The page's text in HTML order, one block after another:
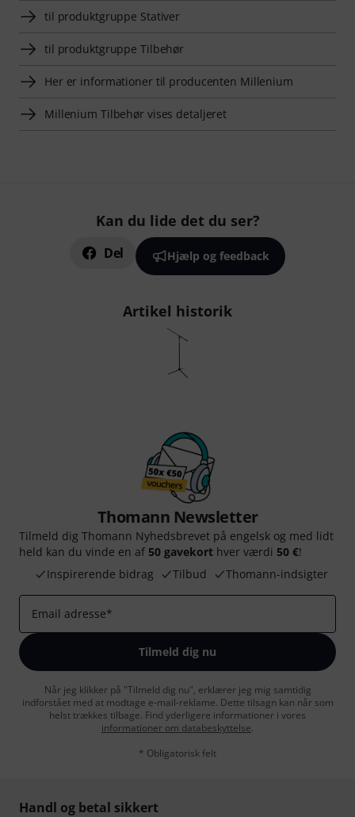
til produktgruppe Stativer
til produktgruppe Tilbehør
Her er informationer til producenten Millenium
Millenium Tilbehør vises detaljeret
Kan du lide det du ser?
Del Hjælp og feedback
Artikel historik
Thomann Newsletter
Tilmeld dig Thomann Nyhedsbrevet på engelsk og med lidt
held kan du vinde en af 50 gavekort hver værdi 50 €!
Inspirerende bidrag
Tilbud Thomann-indsigter
Email adresse*
Tilmeld dig nu
Når jeg klikker på "Tilmeld dig nu", erklærer jeg mig samtidig
indforstået med at modtage e-mail-reklame. Dette tilsagn kan når som
helst trækkes tilbage. Find yderligere informationer i vores
informationer om databeskyttelse.
* Obligatorisk felt
Handl og betal sikkert